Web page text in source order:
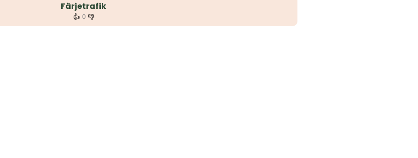
Färjetrafik
👍 0 👎